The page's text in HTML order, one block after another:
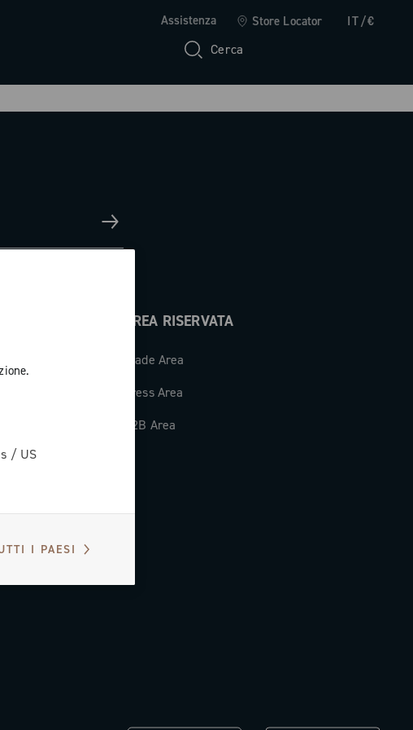
Assistenza Store Locator IT/€
Cerca
/ US
I PAESI
AREA RISERVATA
Trade Area
Press Area
B2B Area